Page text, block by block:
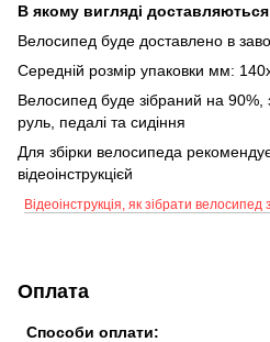
В якому вигляді
Велосипед буде доставлено в
Середній розмір упаковки мм:
Велосипед буде зібраний на 90%,
руль, педалі та сидіння
Для збірки велосипеда
відеоінструкцієй
Відеоінструкція, як зібрати велосипед
Оплата
Способи оплати: